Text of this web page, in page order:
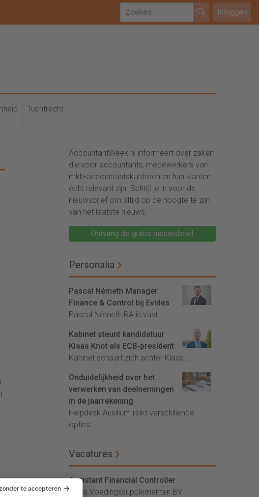
Inloggen
Tuchtrecht
AccountantWeek.nl informeert over zaken
die voor accountants, medewerkers van
mkb-accountantskantoren en hun klanten
écht relevant zijn. Schrijf je in voor de
nieuwsbrief om altijd op de hoogte te zijn
van het laatste nieuws.
Ontvang de gratis nieuwsbrief
Personalia
Pascal Németh Manager
Finance & Control bij Evides
Pascal Németh RA is vast...
Kabinet steunt kandidatuur
Klaas Knot als ECB-president
Kabinet schaart zich achter Klaas...
Onduidelijkheid over het
verwerken van deelnemingen
in de jaarrekening
Helpdesk Auxilium reikt verschillende
opties...
Vacatures
Assistant Financial Controller
Vitals Voedingssupplementen BV